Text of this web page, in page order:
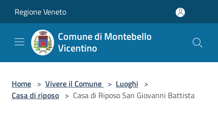
Regione Veneto
Comune di Montebello
Vicentino
Home > Vivere il Comune > Luoghi >
Casa di riposo > Casa di Riposo San Giovanni Battista